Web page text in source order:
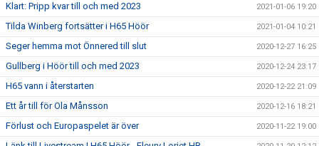
Klart: Pripp kvar till och med 2023 2021-01-06 19:20
Tilda Winberg fortsätter i H65 Höör 2021-01-04 10:21
Seger hemma mot Önnered till slut 2020-12-27 16:25
Gullberg i Höör till och med 2023 2020-12-24 23:17
H65 vann i återstarten 2020-12-22 21:09
Ett år till för Ola Månsson 2020-12-16 18:21
Förlust och Europaspelet är över 2020-11-22 19:00